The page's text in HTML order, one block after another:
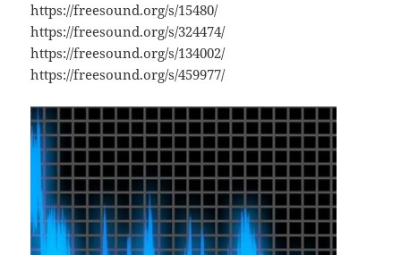
https://freesound.org/s/15480/
https://freesound.org/s/324474/
https://freesound.org/s/134002/
https://freesound.org/s/459977/